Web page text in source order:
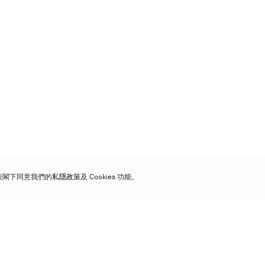
下同意我們的私隱政策及 Cookies 功能。